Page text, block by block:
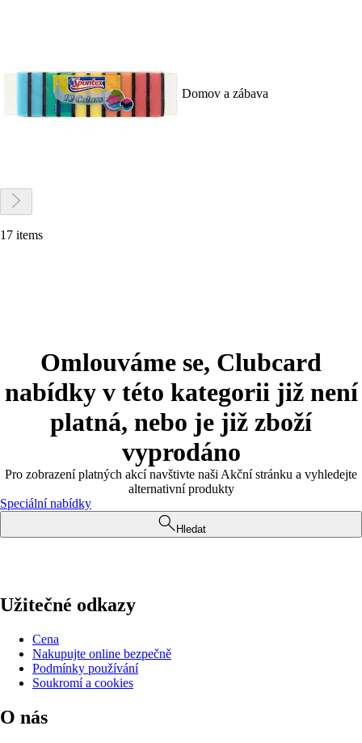
Domov a zábava
17 items
Omlouváme se, Clubcard
nabídky v této kategorii již není
platná, nebo je již zboží
vyprodáno
Pro zobrazení platných akcí navštivte naši Akční stránku a vyhledejte
alternativní produkty
Speciální nabídky
Hledat
Užitečné odkazy
Cena
Nakupujte online bezpečně
Podmínky používání
Soukromí a cookies
O nás